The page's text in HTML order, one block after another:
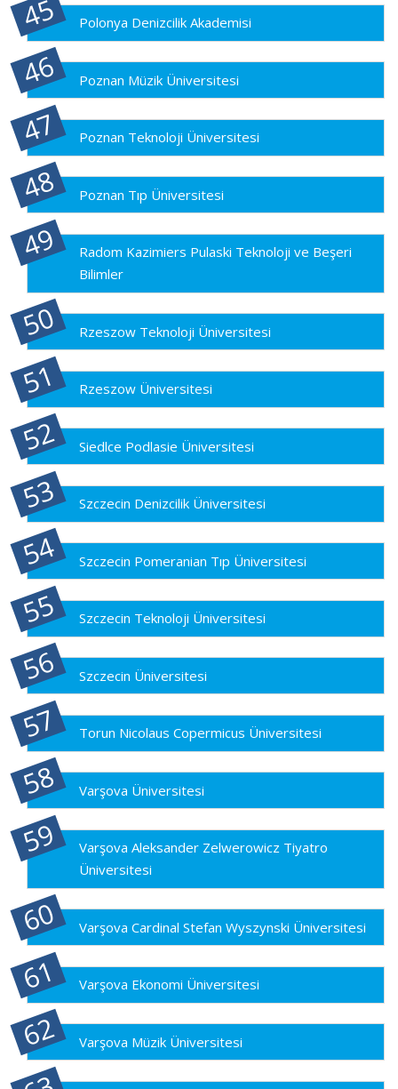
Polonya Denizcilik Akademisi
Poznan Müzik Üniversitesi
Poznan Teknoloji Üniversitesi
Poznan Tıp Üniversitesi
Radom Kazimiers Pulaski Teknoloji ve Beşeri
Bilimler
Rzeszow Teknoloji Üniversitesi
Rzeszow Üniversitesi
Siedlce Podlasie Üniversitesi
Szczecin Denizcilik Üniversitesi
Szczecin Pomeranian Tıp Üniversitesi
Szczecin Teknoloji Üniversitesi
Szczecin Üniversitesi
Torun Nicolaus Copermicus Üniversitesi
Varşova Üniversitesi
Varşova Aleksander Zelwerowicz Tiyatro
Üniversitesi
Varşova Cardinal Stefan Wyszynski Üniversitesi
Varşova Ekonomi Üniversitesi
Varşova Müzik Üniversitesi